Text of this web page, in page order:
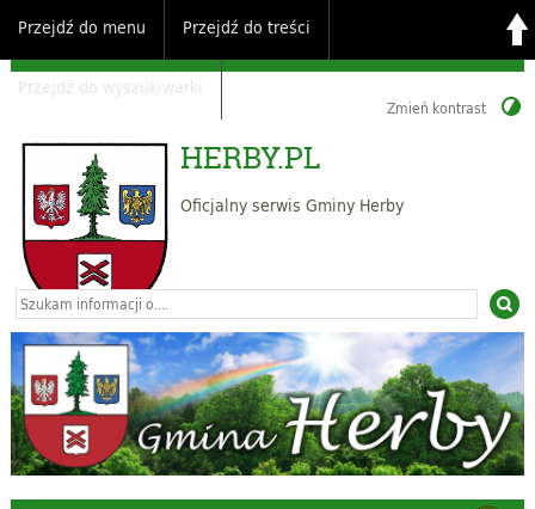
Przejdź do menu Przejdź do treści
Przejdź do wyszukiwarki
Zmień kontrast
HERBY.PL
Oficjalny serwis Gminy Herby